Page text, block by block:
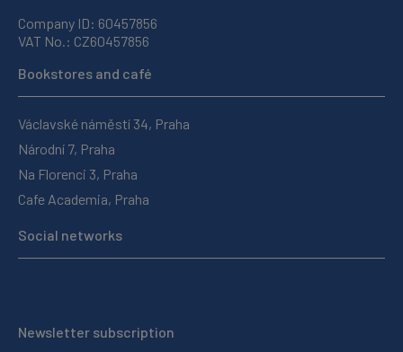
Company ID: 60457856
VAT No.: CZ60457856
Bookstores and café
Václavské náměstí 34, Praha
Národní 7, Praha
Na Florenci 3, Praha
Cafe Academia, Praha
Social networks
Newsletter subscription